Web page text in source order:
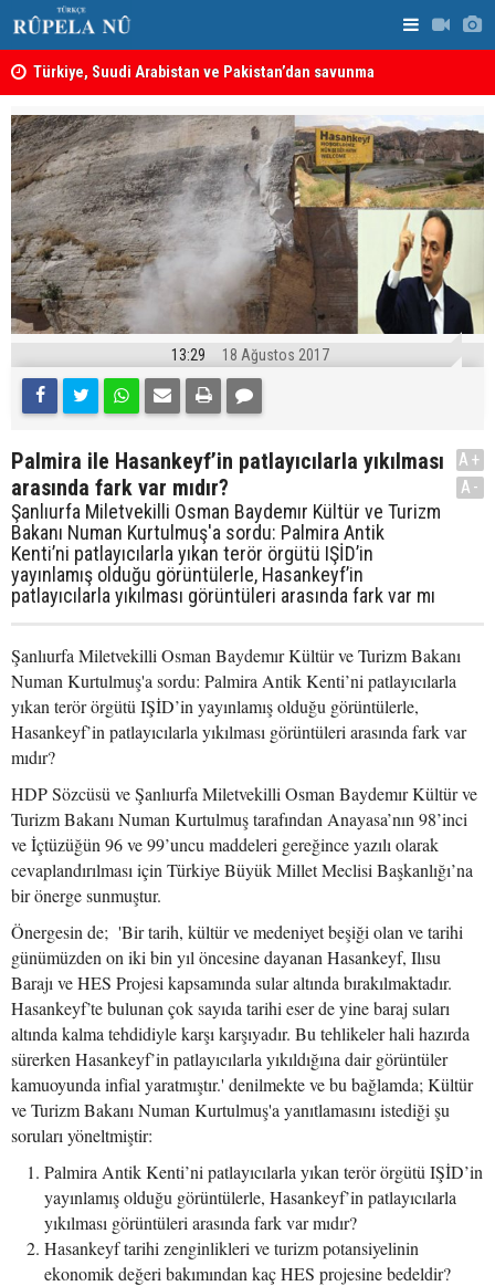
Türkiye, Suudi Arabistan ve Pakistan’dan savunma
anlaşması: Bir üyeye saldırı, tüm üyelere yapılmış
sayılacak
Önemli
13:29 18 Ağustos 2017
Palmira ile Hasankeyf’in patlayıcılarla yıkılması
arasında fark var mıdır?
Şanlıurfa Miletvekilli Osman Baydemır Kültür ve Turizm
Bakanı Numan Kurtulmuş'a sordu: Palmira Antik
Kenti’ni patlayıcılarla yıkan terör örgütü IŞİD’in
yayınlamış olduğu görüntülerle, Hasankeyf’in
patlayıcılarla yıkılması görüntüleri arasında fark var mı
A+
A-
Şanlıurfa Miletvekilli Osman Baydemır Kültür ve Turizm Bakanı
Numan Kurtulmuş'a sordu: Palmira Antik Kenti’ni patlayıcılarla
yıkan terör örgütü IŞİD’in yayınlamış olduğu görüntülerle,
Hasankeyf’in patlayıcılarla yıkılması görüntüleri arasında fark var
mıdır?
HDP Sözcüsü ve Şanlıurfa Miletvekilli Osman Baydemır Kültür ve
Turizm Bakanı Numan Kurtulmuş tarafından Anayasa’nın 98’inci
ve İçtüzüğün 96 ve 99’uncu maddeleri gereğince yazılı olarak
cevaplandırılması için Türkiye Büyük Millet Meclisi Başkanlığı’na
bir önerge sunmuştur.
Önergesin de; 'Bir tarih, kültür ve medeniyet beşiği olan ve tarihi
günümüzden on iki bin yıl öncesine dayanan Hasankeyf, Ilısu
Barajı ve HES Projesi kapsamında sular altında bırakılmaktadır.
Hasankeyf’te bulunan çok sayıda tarihi eser de yine baraj suları
altında kalma tehdidiyle karşı karşıyadır. Bu tehlikeler hali hazırda
sürerken Hasankeyf’in patlayıcılarla yıkıldığına dair görüntüler
kamuoyunda infial yaratmıştır.' denilmekte ve bu bağlamda; Kültür
ve Turizm Bakanı Numan Kurtulmuş'a yanıtlamasını istediği şu
soruları yöneltmiştir:
Palmira Antik Kenti’ni patlayıcılarla yıkan terör örgütü IŞİD’in
yayınlamış olduğu görüntülerle, Hasankeyf’in patlayıcılarla
yıkılması görüntüleri arasında fark var mıdır?
Hasankeyf tarihi zenginlikleri ve turizm potansiyelinin
ekonomik değeri bakımından kaç HES projesine bedeldir?